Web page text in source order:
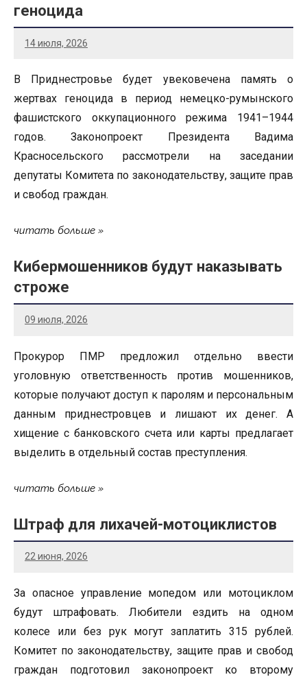
геноцида
14 июля, 2026
В Приднестровье будет увековечена память о
жертвах геноцида в период немецко-румынского
фашистского оккупационного режима 1941–1944
годов. Законопроект Президента Вадима
Красносельского рассмотрели на заседании
депутаты Комитета по законодательству, защите прав
и свобод граждан.
читать больше
Кибермошенников будут наказывать
строже
09 июля, 2026
Прокурор ПМР предложил отдельно ввести
уголовную ответственность против мошенников,
которые получают доступ к паролям и персональным
данным приднестровцев и лишают их денег. А
хищение с банковского счета или карты предлагает
выделить в отдельный состав преступления.
читать больше
Штраф для лихачей-мотоциклистов
22 июня, 2026
За опасное управление мопедом или мотоциклом
будут штрафовать. Любители ездить на одном
колесе или без рук могут заплатить 315 рублей.
Комитет по законодательству, защите прав и свобод
граждан подготовил законопроект ко второму